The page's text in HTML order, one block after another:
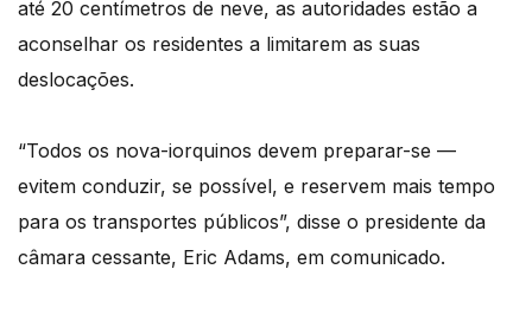
até 20 centímetros de neve, as autoridades estão a
aconselhar os residentes a limitarem as suas
deslocações.
“Todos os nova-iorquinos devem preparar-se —
evitem conduzir, se possível, e reservem mais tempo
para os transportes públicos”, disse o presidente da
câmara cessante, Eric Adams, em comunicado.